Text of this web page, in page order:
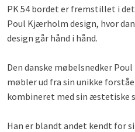
PK 54 bordet er fremstillet i
Poul Kjærholm design, hvor
design går hånd i hånd.
Den danske møbelsnedker
møbler ud fra sin unikke
kombineret med sin æstetiske
Han er blandt andet kendt for